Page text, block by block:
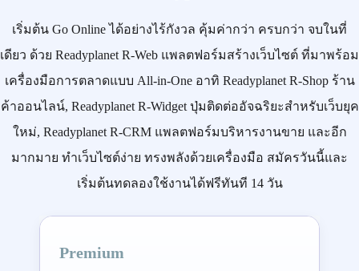
เริ่มต้น Go Onlineได้อย่างไร้กังวล คุ้มค่ากว่า ครบกว่า จบในที่
เดียว ด้วย Readyplanet R-Web แพลตฟอร์มสร้างเว็บไซต์ ที่มาพร้อม
เครื่องมือการตลาดแบบ All-in-Oneอาทิ Readyplanet R-Shopร้าน
ค้าออนไลน์, Readyplanet R-Widgetปุ่มติดต่ออัจฉริยะสำหรับเว็บยุค
ใหม่, Readyplanet R-CRMแพลตฟอร์มบริหารงานขาย และอีก
มากมาย ทำเว็บไซต์ง่าย ทรงพลังด้วยเครื่องมือ สมัครวันนี้และ
เริ่มต้นทดลองใช้งานได้ฟรีทันที 14 วัน
Premium